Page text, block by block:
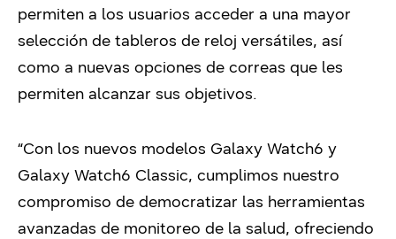
permiten a los usuarios acceder a una mayor
selección de tableros de reloj versátiles, así
como a nuevas opciones de correas que les
permiten alcanzar sus objetivos.
“Con los nuevos modelos Galaxy Watch6 y
Galaxy Watch6 Classic, cumplimos nuestro
compromiso de democratizar las herramientas
avanzadas de monitoreo de la salud, ofreciendo